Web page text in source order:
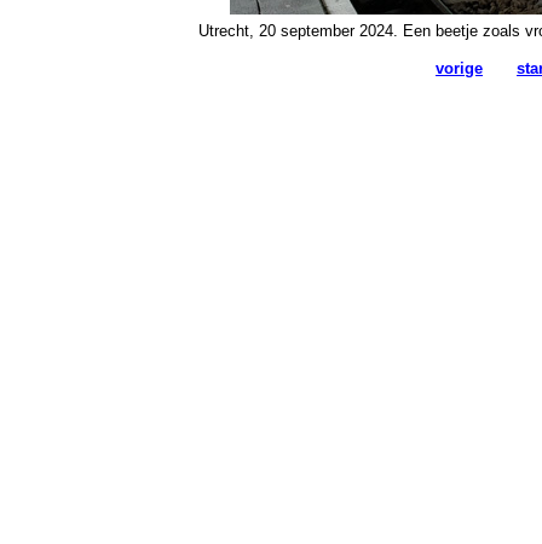
Utrecht, 20 september 2024. Een beetje zoals
vorige